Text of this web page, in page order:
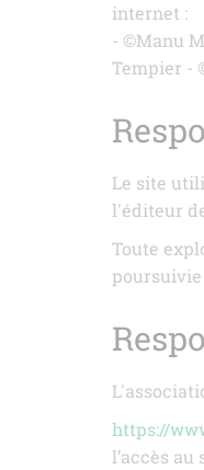
internet :
- ©Manu
Tempier -
Le site
l'éditeur
Toute
https://
l’accès